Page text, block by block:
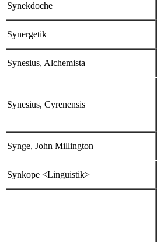
Synekdoche
Synergetik
Synesius, Alchemista
Synesius, Cyrenensis
Synge, John Millington
Synkope <Linguistik>